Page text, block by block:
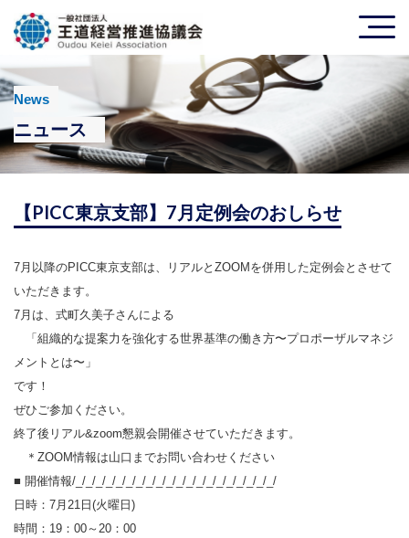
News
ニュース
【PICC東京支部】7月定例会のおしらせ
7月以降のPICC東京支部は、リアルとZOOMを併用した定例会とさせて
いただきます。
7月は、式町久美子さんによる
「組織的な提案力を強化する世界基準の働き方〜プロポーザルマネジ
メントとは〜」
です！
ぜひご参加ください。
終了後リアル&zoom懇親会開催させていただきます。
＊ZOOM情報は山口までお問い合わせください
■ 開催情報/_/_/_/_/_/_/_/_/_/_/_/_/_/_/_/_/_/_/_/_/
日時：7月21日(火曜日)
時間：19：00～20：00